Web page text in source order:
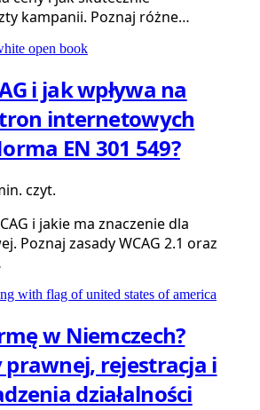
kampanii. Poznaj różne…
i jak wpływa na
internetowych
EN 301 549?
czyt.
i jakie ma znaczenie dla
Poznaj zasady WCAG 2.1 oraz
w Niemczech?
rejestracja i
działalności